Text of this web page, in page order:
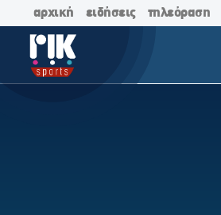
αρχική ειδήσεις τηλεόραση